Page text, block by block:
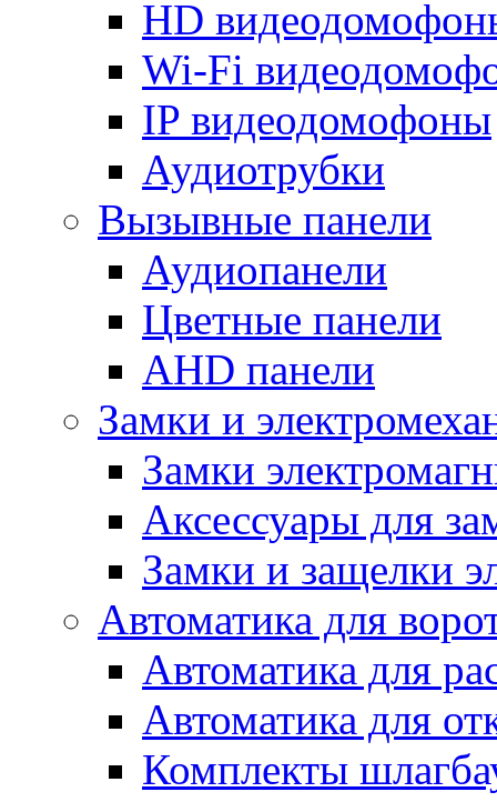
HD
Wi-Fi
IP видеодомофоны
Аудиотрубки
Вызывные панели
Аудиопанели
Цветные панели
AHD панели
Замки и
Замки
Аксессуары для
Замки и защелки
Автоматика для
Автоматика для
Автоматика для
Комплекты